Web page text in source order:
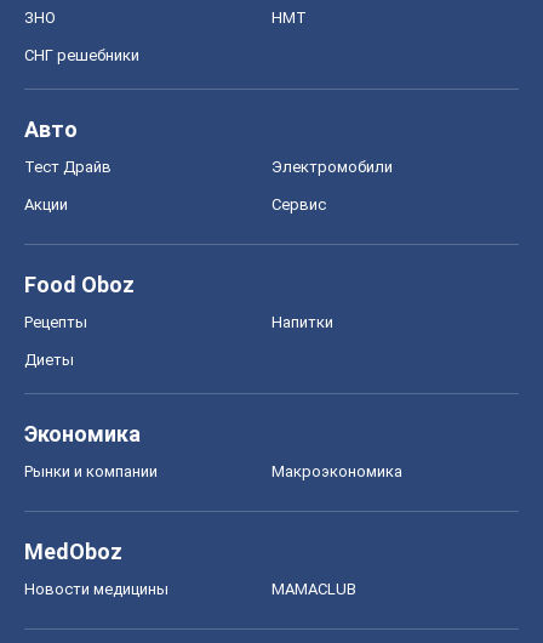
ЗНО НМТ
СНГ решебники
Авто
Тест Драйв Электромобили
Акции Сервис
Food Oboz
Рецепты Напитки
Диеты
Экономика
Рынки и компании Mакроэкономика
MedOboz
Новости медицины MAMACLUB